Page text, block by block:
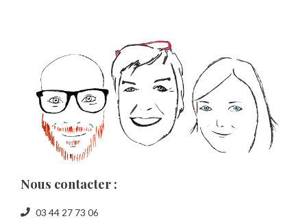
Nous contacter :
03 44 27 73 06